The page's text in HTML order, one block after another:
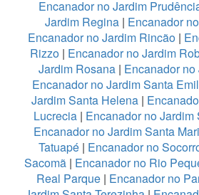
Encanador no Jardim
Jardim Regina | Encanador
Encanador no Jardim Rincão|
Rizzo| Encanador no Jardim
Jardim Rosana | Encanador
Encanador no Jardim Santa
Jardim Santa Helena |
Lucrecia| Encanador no Jardim
Encanador no Jardim Santa
Tatuapé| Encanador no
Sacomã| Encanador no Rio
Real Parque| Encanador no